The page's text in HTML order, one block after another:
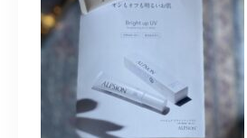
ご予約はこ